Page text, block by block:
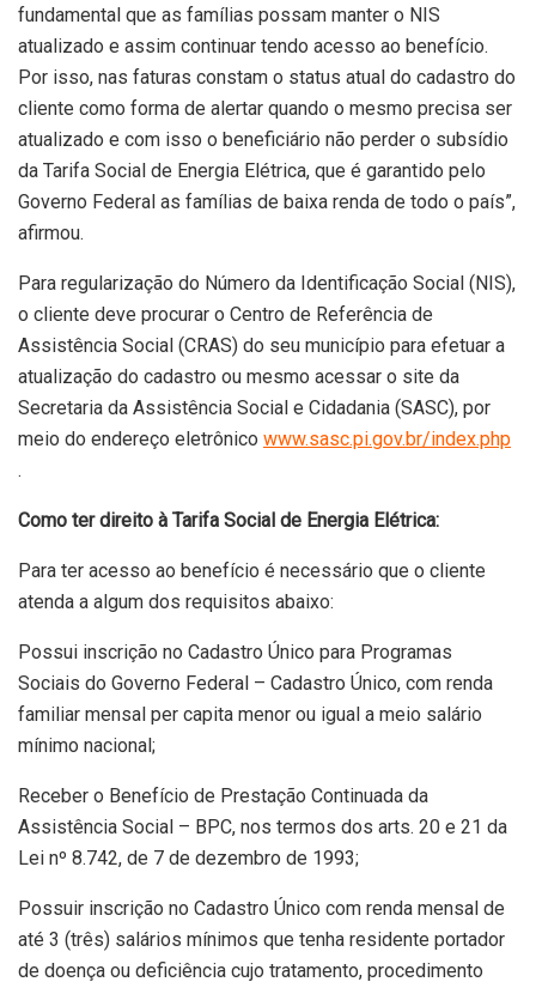
fundamental que as famílias possam manter o NIS
atualizado e assim continuar tendo acesso ao benefício.
Por isso, nas faturas constam o status atual do cadastro do
cliente como forma de alertar quando o mesmo precisa ser
atualizado e com isso o beneficiário não perder o subsídio
da Tarifa Social de Energia Elétrica, que é garantido pelo
Governo Federal as famílias de baixa renda de todo o país”,
afirmou.
Para regularização do Número da Identificação Social (NIS),
o cliente deve procurar o Centro de Referência de
Assistência Social (CRAS) do seu município para efetuar a
atualização do cadastro ou mesmo acessar o site da
Secretaria da Assistência Social e Cidadania (SASC), por
meio do endereço eletrônico www.sasc.pi.gov.br/index.php
.
Como ter direito à Tarifa Social de Energia Elétrica:
Para ter acesso ao benefício é necessário que o cliente
atenda a algum dos requisitos abaixo:
Possui inscrição no Cadastro Único para Programas
Sociais do Governo Federal – Cadastro Único, com renda
familiar mensal per capita menor ou igual a meio salário
mínimo nacional;
Receber o Benefício de Prestação Continuada da
Assistência Social – BPC, nos termos dos arts. 20 e 21 da
Lei nº 8.742, de 7 de dezembro de 1993;
Possuir inscrição no Cadastro Único com renda mensal de
até 3 (três) salários mínimos que tenha residente portador
de doença ou deficiência cujo tratamento, procedimento